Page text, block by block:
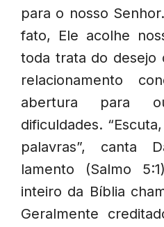
para o nosso
fato, Ele acolhe
toda trata do desejo
relacionamento
abertura para
dificuldades.
palavras”, canta
lamento (Salmo
inteiro da Bíblia
Geralmente